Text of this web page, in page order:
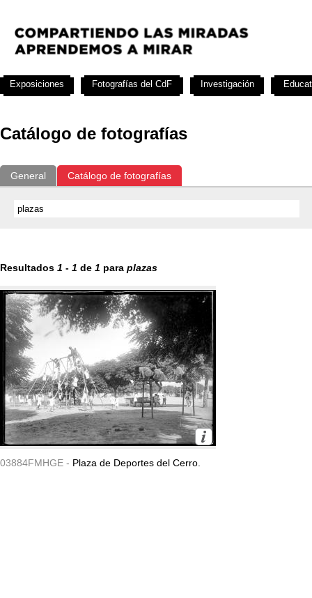
Catálogo de fotografías
General Catálogo de fotografías
Resultados 1 - 1 de 1 para plazas
03884FMHGE - Plaza de Deportes del Cerro.
Exposiciones Fotografías del CdF Investigación